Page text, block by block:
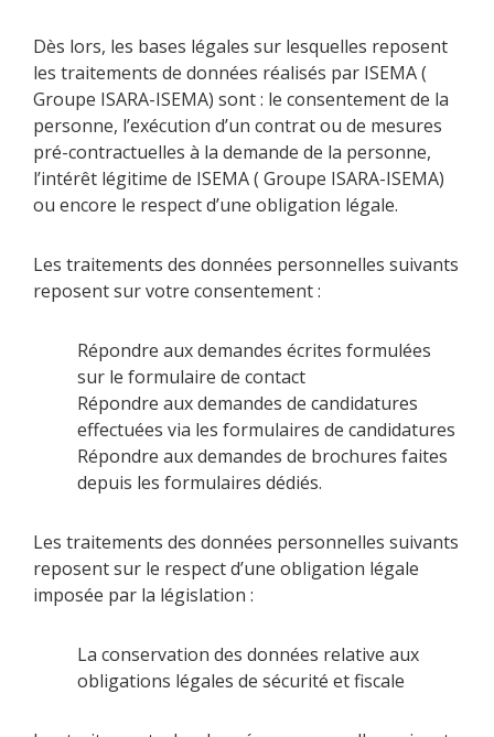
Dès lors, les bases légales sur lesquelles reposent
les traitements de données réalisés par ISEMA (
Groupe ISARA-ISEMA) sont : le consentement de la
personne, l’exécution d’un contrat ou de mesures
pré-contractuelles à la demande de la personne,
l’intérêt légitime de ISEMA ( Groupe ISARA-ISEMA)
ou encore le respect d’une obligation légale.
Les traitements des données personnelles suivants
reposent sur votre consentement :
Répondre aux demandes écrites formulées
sur le formulaire de contact
Répondre aux demandes de candidatures
effectuées via les formulaires de candidatures
Répondre aux demandes de brochures faites
depuis les formulaires dédiés.
Les traitements des données personnelles suivants
reposent sur le respect d’une obligation légale
imposée par la législation :
La conservation des données relative aux
obligations légales de sécurité et fiscale